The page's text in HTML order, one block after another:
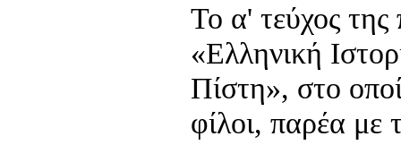
Το α' τεύχος της
«Ελληνική
Πίστη», στο
φίλοι, παρέα με